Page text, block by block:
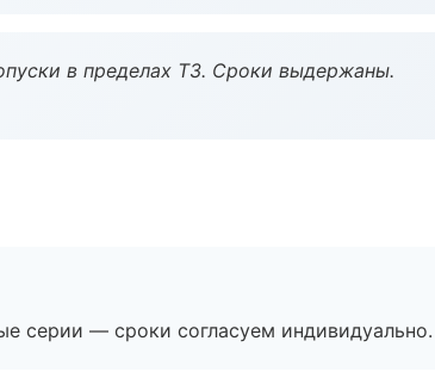
в пределах ТЗ. Сроки выдержаны.
серии — сроки согласуем индивидуально.